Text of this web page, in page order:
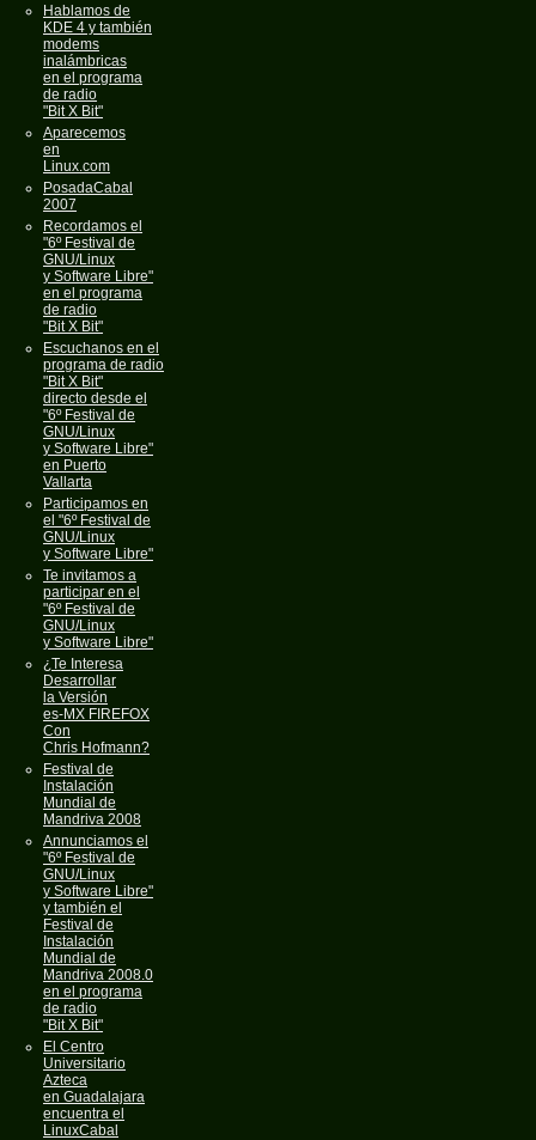
Hablamos de
KDE 4 y también
modems
inalámbricas
en el programa
de radio
"Bit X Bit"
Aparecemos
en
Linux.com
PosadaCabal
2007
Recordamos el
"6º Festival de
GNU/Linux
y Software Libre"
en el programa
de radio
"Bit X Bit"
Escuchanos en el
programa de radio
"Bit X Bit"
directo desde el
"6º Festival de
GNU/Linux
y Software Libre"
en Puerto
Vallarta
Participamos en
el "6º Festival de
GNU/Linux
y Software Libre"
Te invitamos a
participar en el
"6º Festival de
GNU/Linux
y Software Libre"
¿Te Interesa
Desarrollar
la Versión
es-MX FIREFOX
Con
Chris Hofmann?
Festival de
Instalación
Mundial de
Mandriva 2008
Annunciamos el
"6º Festival de
GNU/Linux
y Software Libre"
y también el
Festival de
Instalación
Mundial de
Mandriva 2008.0
en el programa
de radio
"Bit X Bit"
El Centro
Universitario
Azteca
en Guadalajara
encuentra el
LinuxCabal